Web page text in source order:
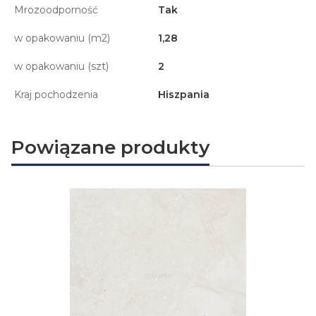
Mrozoodporność Tak
w opakowaniu (m2) 1,28
w opakowaniu (szt) 2
Kraj pochodzenia Hiszpania
Powiązane produkty